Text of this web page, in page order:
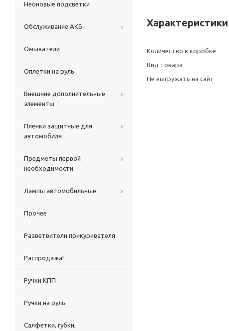
Характеристики
Количество в коробке
Вид товара
Не выгружать на сайт
Неоновые подсветки
Обслуживание АКБ
Омыватели
Оплетки на руль
Внешние дополнительные
элементы
Пленки защитные для
автомобиля
Предметы первой
необходимости
Лампы автомобильные
Прочее
Разветвители прикуривателя
Распродажа!
Ручки КПП
Ручки на руль
Салфетки, губки,